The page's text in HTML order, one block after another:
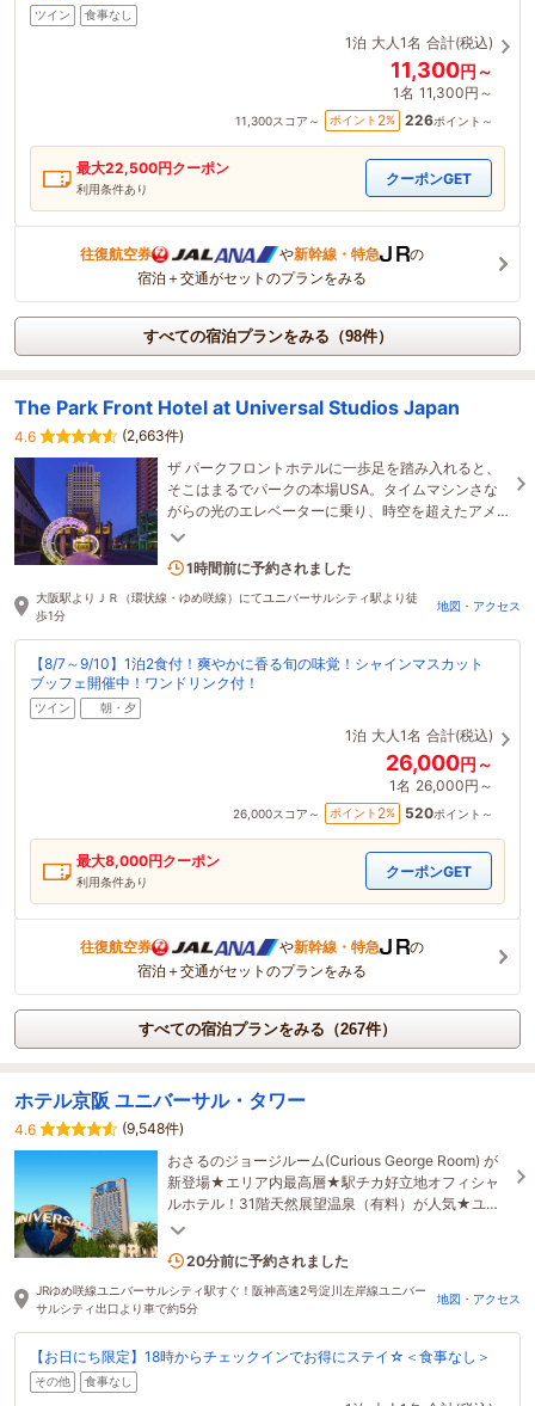
ツイン 食事なし
1泊 大人1名 合計(税込)
11,300円～
1名 11,300円～
11,300スコア～ ポイント 2% 226ポイント～
最大22,500円クーポン
利用条件あり
クーポンGET
往復航空券 や新幹線・特急
の
宿泊＋交通がセットのプランをみる
すべての宿泊プランをみる（98件）
The Park Front Hotel at Universal Studios Japan
4.6
(2,663件)
ザ パークフロントホテルに一歩足を踏み入れると、
そこはまるでパークの本場USA。タイムマシンさな
がらの光のエレベーターに乗り、時空を超えたアメ
リカの旅へスタート！
10名がこの宿を見ています
1時間前に予約されました
大阪駅よりＪＲ（環状線・ゆめ咲線）にてユニバーサルシティ駅より徒
歩1分
地図・アクセス
【8/7～9/10】1泊2食付！爽やかに香る旬の味覚！シャインマスカット
ブッフェ開催中！ワンドリンク付！
ツイン 朝・夕
1泊 大人1名 合計(税込)
26,000円～
1名 26,000円～
26,000スコア～ ポイント 2% 520ポイント～
最大8,000円クーポン
利用条件あり
クーポンGET
往復航空券 や新幹線・特急
の
宿泊＋交通がセットのプランをみる
すべての宿泊プランをみる（267件）
ホテル京阪 ユニバーサル・タワー
4.6
(9,548件)
おさるのジョージルーム(Curious George Room) が
新登場★エリア内最高層★駅チカ好立地オフィシャ
ルホテル！31階天然展望温泉（有料）が人気★ユニ
バーサル・スタジオ・ジャパン[USJ]まで徒歩スグ！
14名がこの宿を見ています
20分前に予約されました
JRゆめ咲線ユニバーサルシティ駅すぐ！阪神高速2号淀川左岸線ユニバー
サルシティ出口より車で約5分
地図・アクセス
【お日にち限定】18時からチェックインでお得にステイ☆＜食事なし＞
その他 食事なし